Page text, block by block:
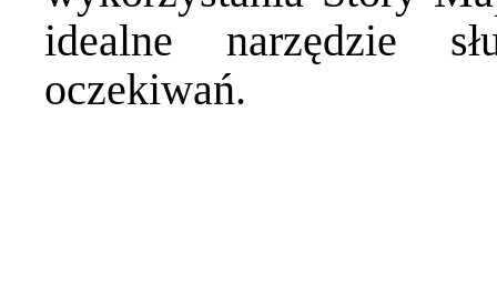
idealne narzędzie
oczekiwań.